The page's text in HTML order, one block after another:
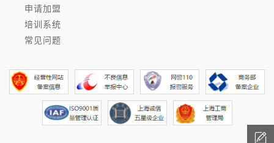
申请加盟
培训系统
常见问题